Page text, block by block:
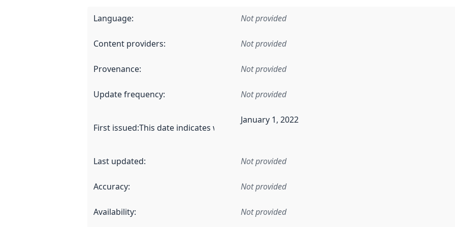
Language: Not provided
Content providers: Not provided
Provenance: Not provided
Update frequency: Not provided
First issued:This date indicates when the data in this dataset was first released. It may have
January 1, 2022
Last updated: Not provided
Accuracy: Not provided
Availability: Not provided